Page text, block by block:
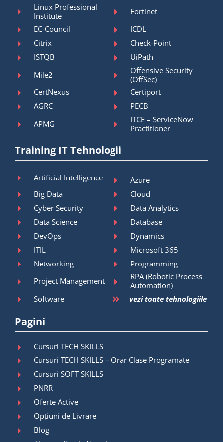
Linux Professional
Institute
Fortinet
EC-Council
ICDL
Citrix
Check-Point
ISTQB
UiPath
Mile2
Offensive Security
(OffSec)
CertNexus
Certiport
AGRC
PECB
APMG
ITCE – ServiceNow
Practitioner
Training IT Tehnologii
Artificial Intelligence
Azure
Big Data
Cloud
Cyber Security
Data Analytics
Data Science
Database
DevOps
Dynamics
ITIL
Microsoft 365
Networking
Programming
Project Management
RPA (Robotic Process
Automation)
Software
vezi toate tehnologiile
Pagini
Cursuri TECH SKILLS
Cursuri TECH SKILLS – Orar Clase Programate
Cursuri SOFT SKILLS
PNRR
Oferte Active
Opțiuni de Livrare
Blog